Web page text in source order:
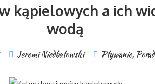
kąpielowych a ich
wodą
Jeremi Niedbałowski Pływanie,